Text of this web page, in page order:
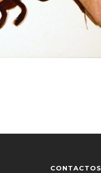
CONTACTOS